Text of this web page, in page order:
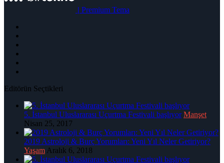
| Premium Tema
Editörün Seçtikleri
5. İstanbul Uluslararası Uçurtma Festivali başlıyor Manşet
Nisan 25, 2017
2019 Astroloji & Burç Yorumları: Yeni Yıl Neler Getiriyor?
Yaşam Aralık 6, 2018